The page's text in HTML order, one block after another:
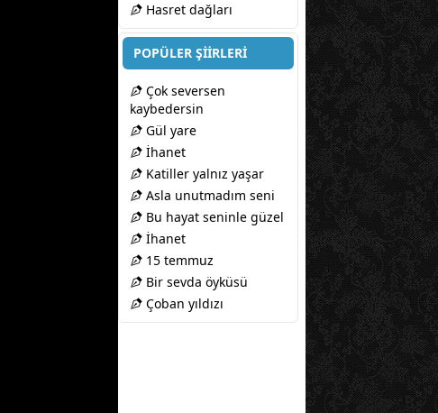
Hasret dağları
POPÜLER ŞİİRLERİ
Çok seversen
kaybedersin
Gül yare
İhanet
Katiller yalnız yaşar
Asla unutmadım seni
Bu hayat seninle güzel
İhanet
15 temmuz
Bir sevda öyküsü
Çoban yıldızı